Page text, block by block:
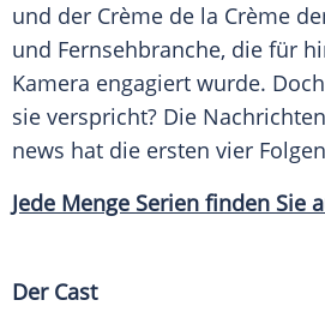
und der Crème de la Crème
und Fernsehbranche, die für
Kamera engagiert wurde.
sie verspricht? Die
news hat die ersten vier
Jede Menge Serien finden Sie
Der Cast